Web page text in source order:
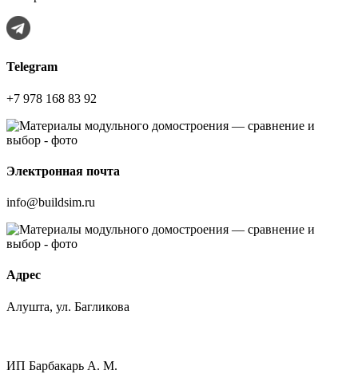
Telegram
+7 978 168 83 92
Электронная почта
info@buildsim.ru
Адрес
Алушта, ул. Багликова
ИП Барбакарь А. М.